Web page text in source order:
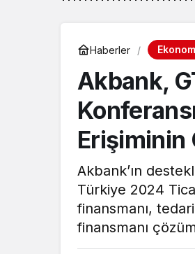
Haberler
Akbank,
Erişiminin
Akbank’ın
Türkiye 2024
finansmanı,
finansmanı